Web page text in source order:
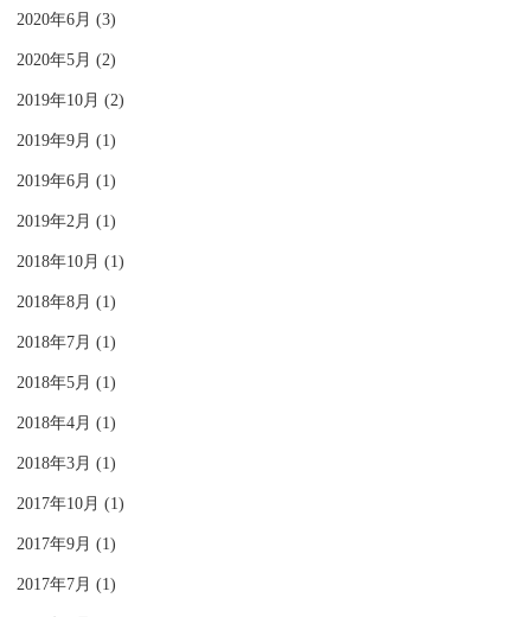
2020年6月 (3)
2020年5月 (2)
2019年10月 (2)
2019年9月 (1)
2019年6月 (1)
2019年2月 (1)
2018年10月 (1)
2018年8月 (1)
2018年7月 (1)
2018年5月 (1)
2018年4月 (1)
2018年3月 (1)
2017年10月 (1)
2017年9月 (1)
2017年7月 (1)